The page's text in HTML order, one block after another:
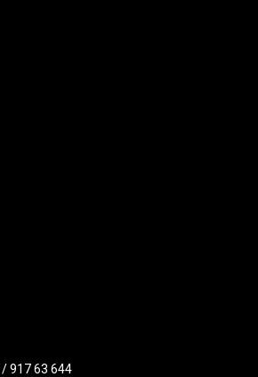
/917 63 644